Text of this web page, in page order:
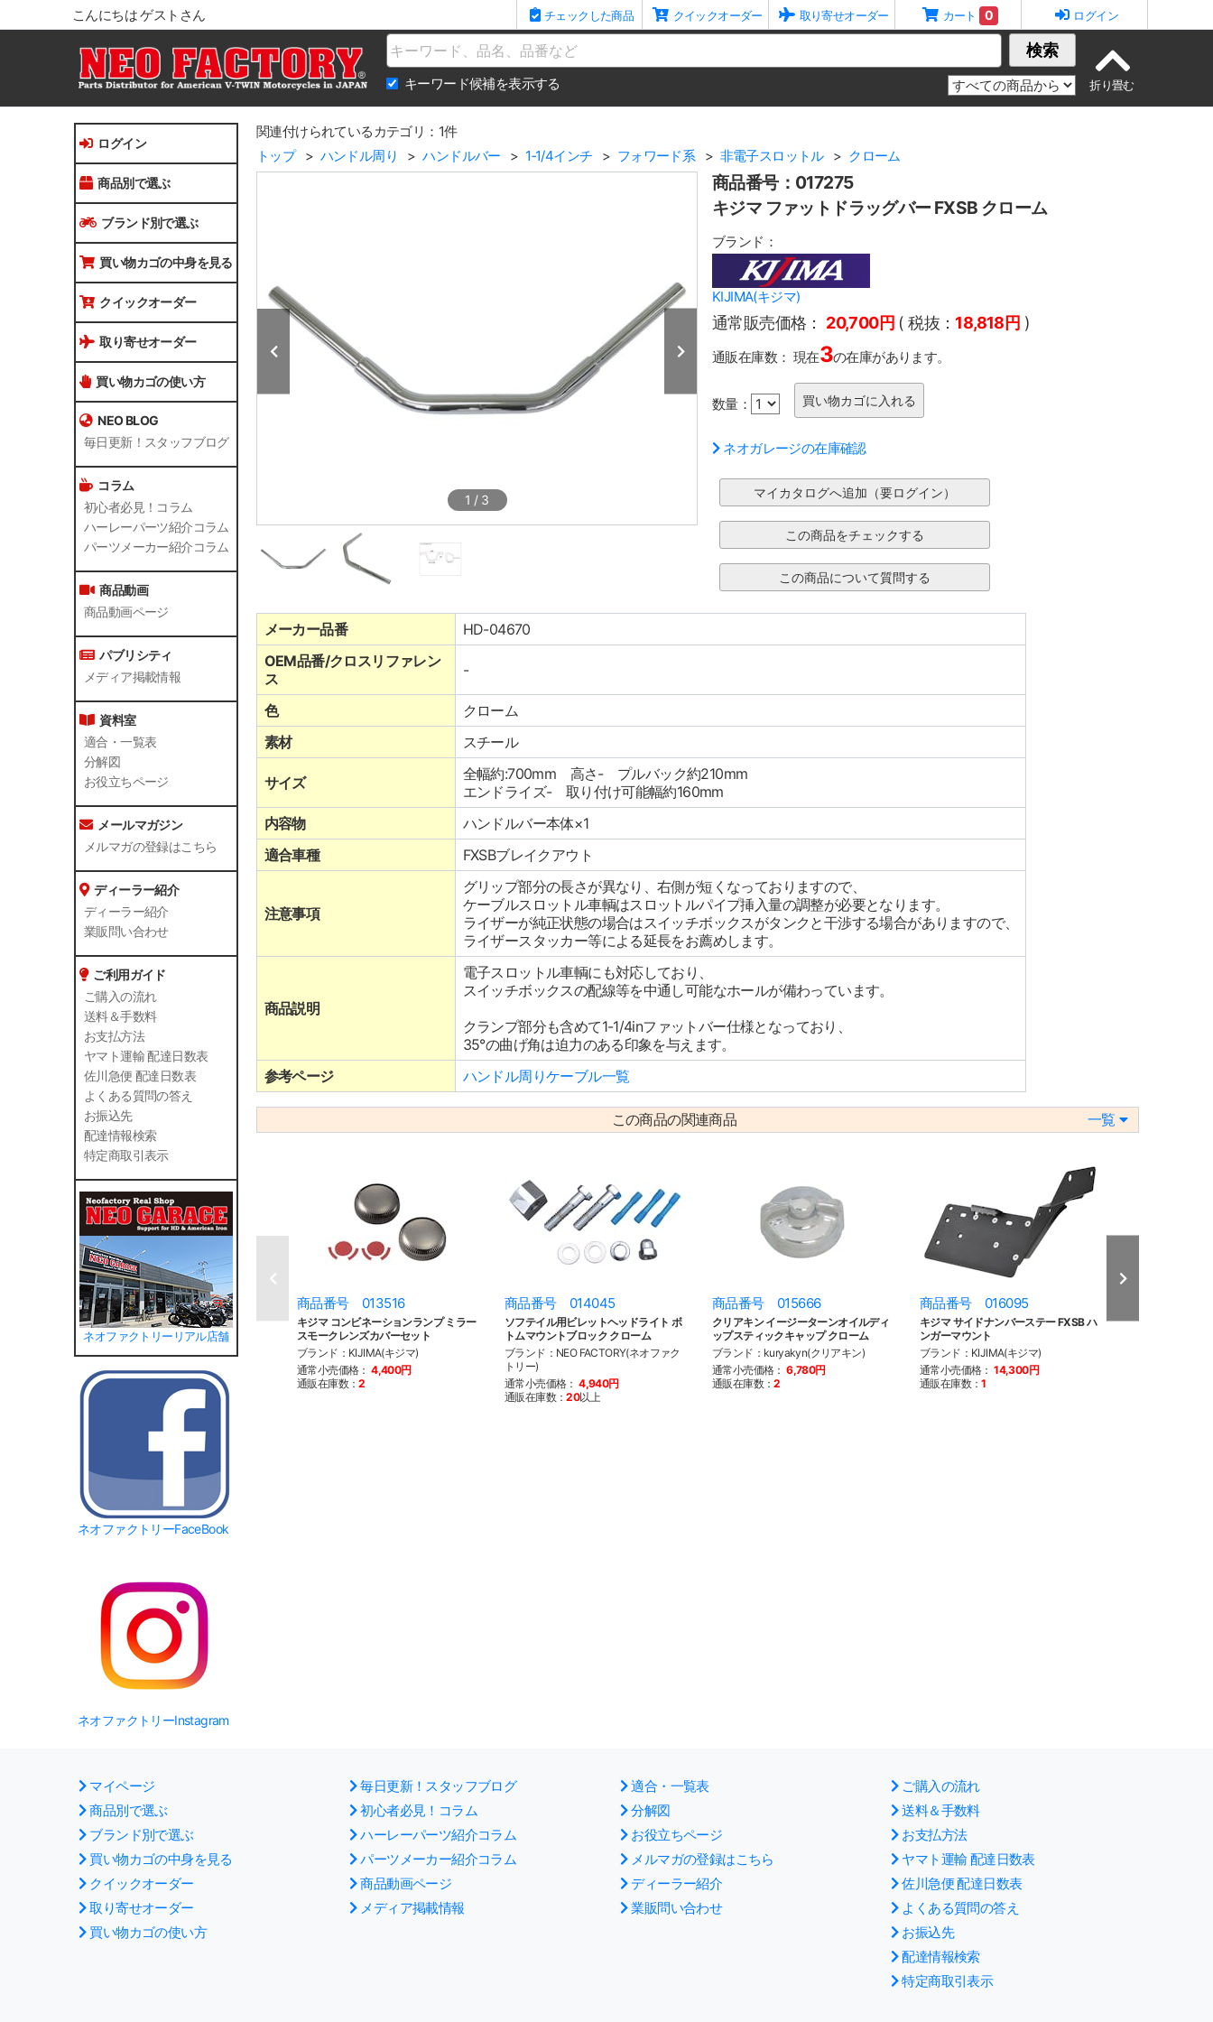
こんにちは ゲストさん チェックした商品 クイックオーダー 取り寄せオーダー カート 0 ログイン
Name 検索
キーワード候補を表示する
ログイン
商品別で選ぶ
ブランド別で選ぶ
買い物カゴの中身を見る
クイックオーダー
取り寄せオーダー
買い物カゴの使い方
NEO BLOG
毎日更新！スタッフブログ
コラム
初心者必見！コラム
ハーレーパーツ紹介コラム
パーツメーカー紹介コラム
商品動画
商品動画ページ
パブリシティ
メディア掲載情報
資料室
適合・一覧表
分解図
お役立ちページ
メールマガジン
メルマガの登録はこちら
ディーラー紹介
ディーラー紹介
業販問い合わせ
ご利用ガイド
ご購入の流れ
送料＆手数料
お支払方法
ヤマト運輸 配達日数表
佐川急便 配達日数表
よくある質問の答え
お振込先
配達情報検索
特定商取引表示
ネオファクトリーリアル店舗
ネオファクトリーFaceBook
ネオファクトリーInstagram
関連付けられているカテゴリ：1件
トップ
ハンドル周り ハンドルバー 1‐1/4インチ フォワード系 非電子スロットル クローム
1 / 3
商品番号：017275
キジマ ファットドラッグバー FXSB クローム
ブランド：
KIJIMA(キジマ)
通常販売価格： 20,700円 ( 税抜： 18,818円 )
通販在庫数： 現在3の在庫があります。
数量：
ネオガレージの在庫確認
メーカー品番
HD-04670
OEM品番/クロスリファレン
ス
-
色
クローム
素材
スチール
サイズ
全幅約:700mm 高さ- プルバック約210mm
エンドライズ- 取り付け可能幅約160mm
内容物
ハンドルバー本体×1
適合車種
FXSBブレイクアウト
注意事項
グリップ部分の長さが異なり、右側が短くなっておりますので、
ケーブルスロットル車輌はスロットルパイプ挿入量の調整が必要となります。
ライザーが純正状態の場合はスイッチボックスがタンクと干渉する場合がありますので、
ライザースタッカー等による延長をお薦めします。
商品説明
電子スロットル車輌にも対応しており、
スイッチボックスの配線等を中通し可能なホールが備わっています。
クランプ部分も含めて1-1/4inファットバー仕様となっており、
35°の曲げ角は迫力のある印象を与えます。
参考ページ
ハンドル周りケーブル一覧
この商品の関連商品 一覧
商品番号 013516
キジマ コンビネーションランプ ミラー
スモークレンズカバーセット
ブランド：KIJIMA(キジマ)
通常小売価格： 4,400円
通販在庫数：2
商品番号 014045
ソフテイル用ビレットヘッドライト ボ
トムマウントブロック クローム
ブランド：NEO FACTORY(ネオファク
トリー)
通常小売価格： 4,940円
通販在庫数：20以上
商品番号 015666
クリアキン イージーターンオイルディ
ップスティックキャップ クローム
ブランド：kuryakyn(クリアキン)
通常小売価格： 6,780円
通販在庫数：2
商品番号 016095
キジマ サイドナンバーステー FXSB ハ
ンガーマウント
ブランド：KIJIMA(キジマ)
通常小売価格： 14,300円
通販在庫数：1
キジマ ライセン
マイページ
商品別で選ぶ
ブランド別で選ぶ
買い物カゴの中身を見る
クイックオーダー
取り寄せオーダー
買い物カゴの使い方
毎日更新！スタッフブログ
初心者必見！コラム
ハーレーパーツ紹介コラム
パーツメーカー紹介コラム
商品動画ページ
メディア掲載情報
適合・一覧表
分解図
お役立ちページ
メルマガの登録はこちら
ディーラー紹介
業販問い合わせ
ご購入の流れ
送料＆手数料
お支払方法
ヤマト運輸 配達日数表
佐川急便 配達日数表
よくある質問の答え
お振込先
配達情報検索
特定商取引表示